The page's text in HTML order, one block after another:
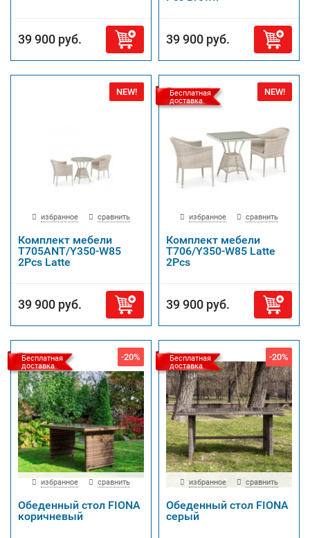
39 900 руб. 39 900 руб.
NEW!
избранное сравнить
Комплект мебели
T705ANT/Y350-W85
2Pcs Latte
39 900 руб.
Бесплатная
доставка
NEW!
избранное сравнить
Комплект мебели
T706/Y350-W85 Latte
2Pcs
39 900 руб.
Бесплатная
доставка
-20%
избранное сравнить
Обеденный стол FIONA
коричневый
Бесплатная
доставка
-20%
избранное сравнить
Обеденный стол FIONA
серый